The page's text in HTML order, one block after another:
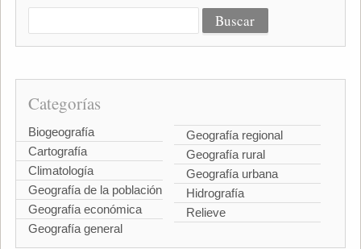
Categorías
Biogeografía
Cartografía
Climatología
Geografía de la población
Geografía económica
Geografía general
Geografía regional
Geografía rural
Geografía urbana
Hidrografía
Relieve